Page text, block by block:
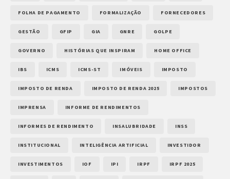
FOLHA DE PAGAMENTO FORMALIZAÇÃO FORNECEDORES
GESTÃO GFIP GIA GNRE GOLPE
GOVERNO HISTÓRIAS QUE INSPIRAM HOME OFFICE
IBS ICMS ICMS-ST IMÓVEIS IMPOSTO
IMPOSTO DE RENDA IMPOSTO DE RENDA 2025 IMPOSTOS
IMPRENSA INFORME DE RENDIMENTOS
INFORMES DE RENDIMENTO INSALUBRIDADE INSS
INSTITUCIONAL INTELIGÊNCIA ARTIFICIAL INVESTIDOR
INVESTIMENTOS IOF IPI IRPF IRPF 2025